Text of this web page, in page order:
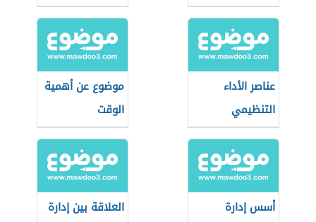
عناصر الأداء
التنظيمي
موضوع عن أهمية
الوقت
أسس إدارة
العلاقة بين إدارة